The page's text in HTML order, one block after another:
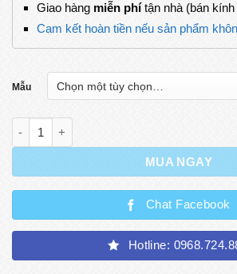
Giao hàng miễn phítận nhà (bán kính
Cam kết hoàn tiền nếu sản phẩm
Mẫu
MUA NGAY
Chat Facebook
Hotline: